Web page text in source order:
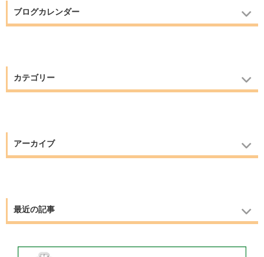
ブログカレンダー
カテゴリー
アーカイブ
最近の記事